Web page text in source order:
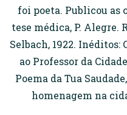
foi poeta. Publicou as
tese médica, P. Alegre.
Selbach, 1922. Inéditos:
ao Professor da
Poema da Tua
homenagem na